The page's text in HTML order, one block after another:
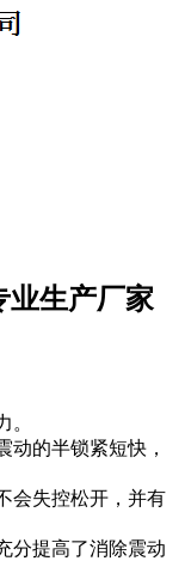
业生产厂家
的半锁紧短快，
会失控松开，并有
分提高了消除震动